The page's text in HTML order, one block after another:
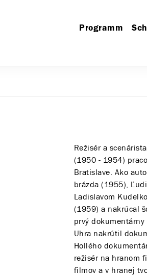
Programm
Režisér a
(1950 - 1954)
Bratislave. Ako
brázda (1955),
Ladislavom
(1959) a nakrúcal
prvý
Uhra nakrútil
Hollého
režisér na hranom
filmov a v hranej